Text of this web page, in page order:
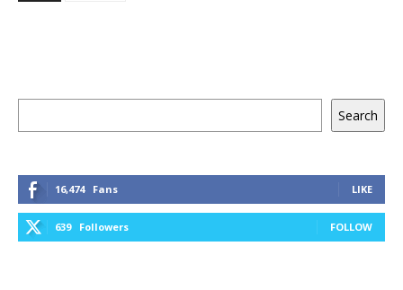
Search
16,474 Fans LIKE
639 Followers FOLLOW